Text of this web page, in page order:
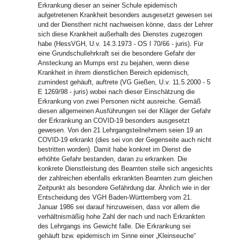
Erkrankung dieser an seiner Schule epidemisch
aufgetretenen Krankheit besonders ausgesetzt gewesen sei
und der Dienstherr nicht nachweisen könne, dass der Lehrer
sich diese Krankheit außerhalb des Dienstes zugezogen
habe (HessVGH, U.v. 14.3.1973 - OS I 70/66 - juris). Für
eine Grundschullehrkraft sei die besondere Gefahr der
Ansteckung an Mumps erst zu bejahen, wenn diese
Krankheit in ihrem dienstlichen Bereich epidemisch,
zumindest gehäuft, auftrete (VG Gießen, U.v. 11.5.2000 - 5
E 1269/98 - juris) wobei nach dieser Einschätzung die
Erkrankung von zwei Personen nicht ausreiche. Gemäß
diesen allgemeinen Ausführungen sei der Kläger der Gefahr
der Erkrankung an COVID-19 besonders ausgesetzt
gewesen. Von den 21 Lehrgangsteilnehmern seien 19 an
COVID-19 erkrankt (dies sei von der Gegenseite auch nicht
bestritten worden). Damit habe konkret im Dienst die
erhöhte Gefahr bestanden, daran zu erkranken. Die
konkrete Dienstleistung des Beamten stelle sich angesichts
der zahlreichen ebenfalls erkrankten Beamten zum gleichen
Zeitpunkt als besondere Gefährdung dar. Ähnlich wie in der
Entscheidung des VGH Baden-Württemberg vom 21.
Januar 1986 sei darauf hinzuweisen, dass vor allem die
verhältnismäßig hohe Zahl der nach und nach Erkrankten
des Lehrgangs ins Gewicht falle. Die Erkrankung sei
gehäuft bzw. epidemisch im Sinne einer „Kleinseuche“